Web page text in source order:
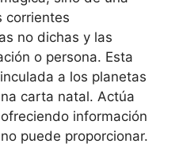
corrientes
no dichas y las
o persona. Esta
a los planetas
carta natal. Actúa
información
puede proporcionar.